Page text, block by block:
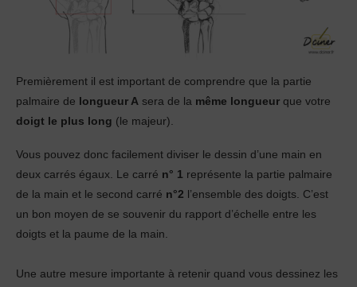
Premièrement il est important de comprendre que la partie
palmaire de longueur A sera de la même longueur que votre
doigt le plus long (le majeur).
Vous pouvez donc facilement diviser le dessin d’une main en
deux carrés égaux. Le carré n° 1 représente la partie palmaire
de la main et le second carré n°2 l’ensemble des doigts. C’est
un bon moyen de se souvenir du rapport d’échelle entre les
doigts et la paume de la main.
Une autre mesure importante à retenir quand vous dessinez les